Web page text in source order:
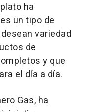
ha
un tipo de
variedad
de
y que
el día a día.
Gas, ha